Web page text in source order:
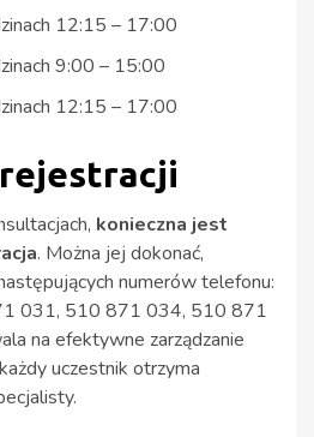
12:15 – 17:00
9:00 – 15:00
12:15 – 17:00
konieczna jest
. Można jej dokonać,
numerów telefonu:
031, 510 871 034, 510 871
na efektywne zarządzanie
uczestnik otrzyma